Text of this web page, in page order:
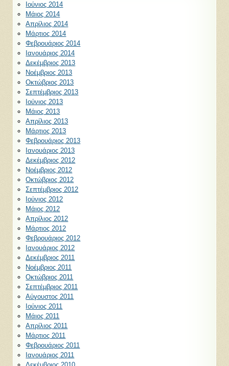
Ιούνιος 2014
Μάιος 2014
Απρίλιος 2014
Μάρτιος 2014
Φεβρουάριος 2014
Ιανουάριος 2014
Δεκέμβριος 2013
Νοέμβριος 2013
Οκτώβριος 2013
Σεπτέμβριος 2013
Ιούνιος 2013
Μάιος 2013
Απρίλιος 2013
Μάρτιος 2013
Φεβρουάριος 2013
Ιανουάριος 2013
Δεκέμβριος 2012
Νοέμβριος 2012
Οκτώβριος 2012
Σεπτέμβριος 2012
Ιούνιος 2012
Μάιος 2012
Απρίλιος 2012
Μάρτιος 2012
Φεβρουάριος 2012
Ιανουάριος 2012
Δεκέμβριος 2011
Νοέμβριος 2011
Οκτώβριος 2011
Σεπτέμβριος 2011
Αύγουστος 2011
Ιούνιος 2011
Μάιος 2011
Απρίλιος 2011
Μάρτιος 2011
Φεβρουάριος 2011
Ιανουάριος 2011